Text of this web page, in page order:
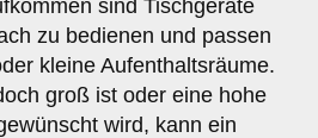
sind Tischgeräte
zu bedienen und passen
kleine Aufenthaltsräume.
groß ist oder eine hohe
wird, kann ein